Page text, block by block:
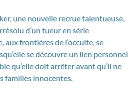
une nouvelle recrue talentueuse,
d’un tueur en série
aux frontières de l’occulte, se
se découvre un lien personnel
qu’elle doit arrêter avant qu’il ne
familles innocentes.